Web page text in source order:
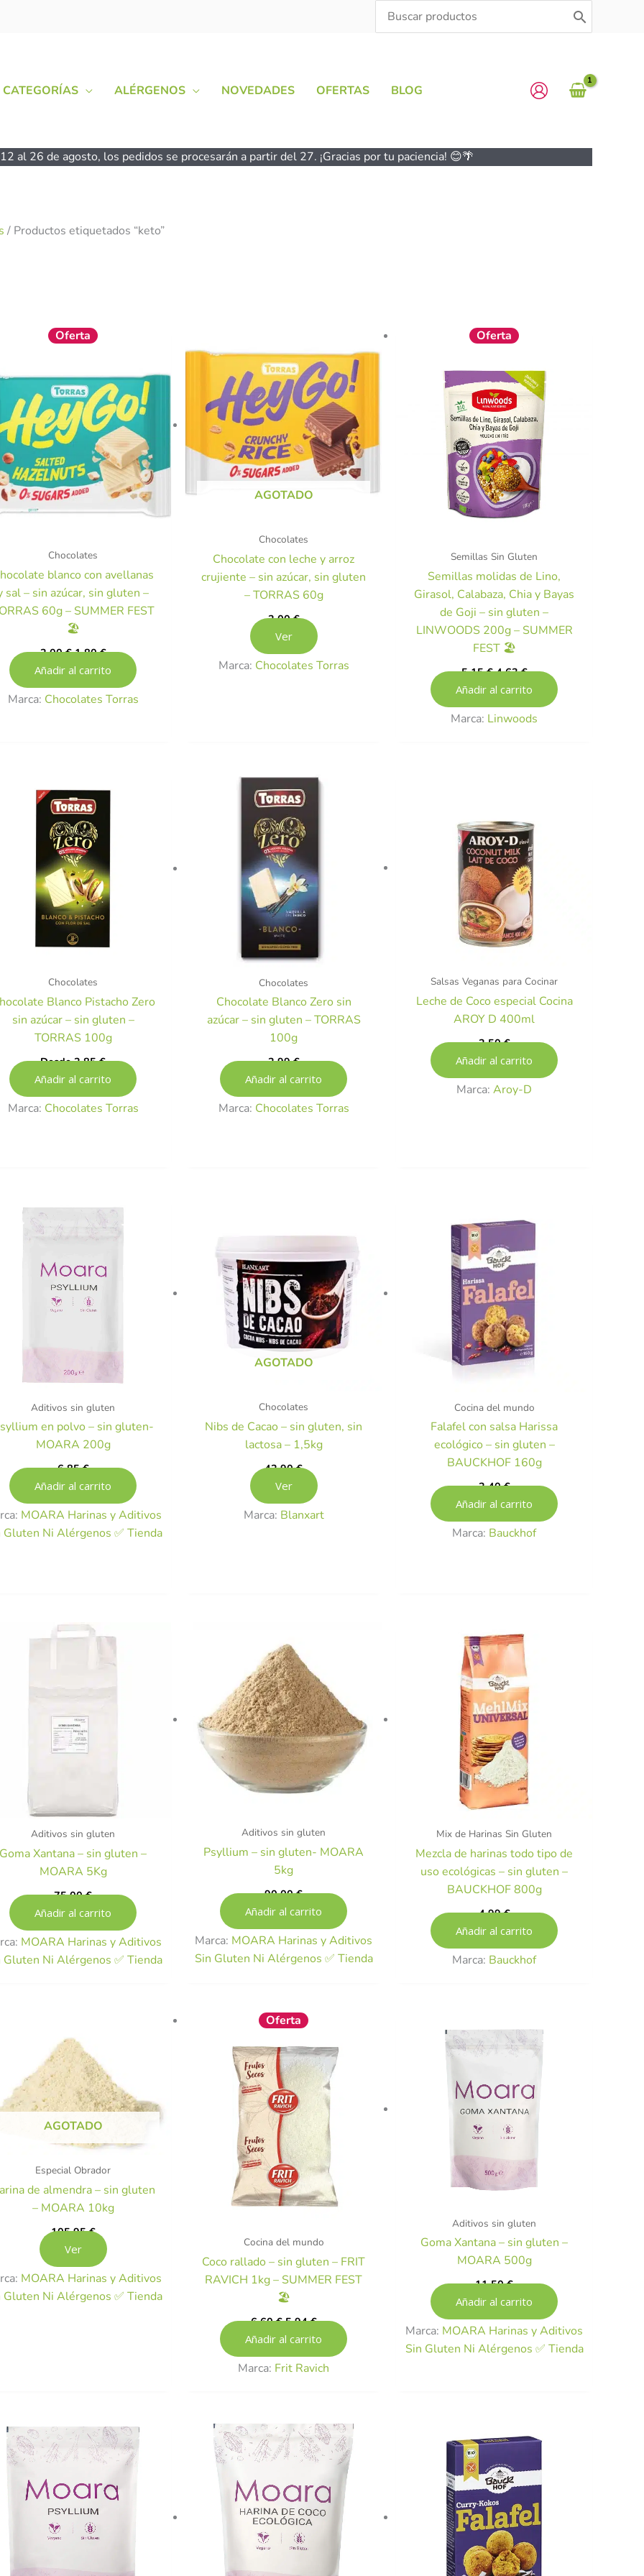
Search
for:
CATEGORÍAS ALÉRGENOS NOVEDADES OFERTAS BLOG
al 26 de agosto, los pedidos se procesarán a partir del 27. ¡Gracias por tu paciencia! 😊🌴
/ Productos etiquetados “keto”
Oferta
Chocolates
blanco con avellanas
sal – sin azúcar, sin gluten –
60g – SUMMER FEST
🏖️
2,00€
El
precio
2,00 €.
1,80€
1,80 €.
Añadir al carrito
Marca: Chocolates Torras
AGOTADO
Chocolates
Chocolate con leche y arroz
crujiente – sin azúcar, sin gluten
– TORRAS 60g
2,00€
Ver
Marca: Chocolates Torras
Oferta
Semillas Sin Gluten
Semillas molidas de Lino,
Girasol, Calabaza, Chia y Bayas
de Goji – sin gluten –
LINWOODS 200g – SUMMER
FEST 🏖️
5,15€
El
precio
era:
5,15 €.
4,63€
es:
4,63 €.
Añadir al carrito
Marca: Linwoods
Chocolates
Blanco Pistacho Zero
sin azúcar – sin gluten –
TORRAS 100g
Desde2,85€
Añadir al carrito
Marca: Chocolates Torras
Chocolates
Chocolate Blanco Zero sin
azúcar – sin gluten – TORRAS
100g
2,99€
Añadir al carrito
Marca: Chocolates Torras
Salsas Veganas para Cocinar
Leche de Coco especial Cocina
AROY D 400ml
2,50€
Añadir al carrito
Marca: Aroy-D
Aditivos sin gluten
en polvo – sin gluten-
MOARA 200g
6,85€
Añadir al carrito
MOARA Harinas y Aditivos
Gluten Ni Alérgenos ✅ Tienda
AGOTADO
Chocolates
Nibs de Cacao – sin gluten, sin
lactosa – 1,5kg
42,90€
Ver
Marca: Blanxart
Cocina del mundo
Falafel con salsa Harissa
ecológico – sin gluten –
BAUCKHOF 160g
2,40€
Añadir al carrito
Marca: Bauckhof
Aditivos sin gluten
Goma Xantana – sin gluten –
MOARA 5Kg
75,00€
Añadir al carrito
MOARA Harinas y Aditivos
Gluten Ni Alérgenos ✅ Tienda
Aditivos sin gluten
Psyllium – sin gluten- MOARA
5kg
90,00€
Añadir al carrito
Marca: MOARA Harinas y Aditivos
Sin Gluten Ni Alérgenos ✅ Tienda
Mix de Harinas Sin Gluten
Mezcla de harinas todo tipo de
uso ecológicas – sin gluten –
BAUCKHOF 800g
4,99€
Añadir al carrito
Marca: Bauckhof
AGOTADO
Especial Obrador
de almendra – sin gluten
– MOARA 10kg
105,95€
Ver
MOARA Harinas y Aditivos
Gluten Ni Alérgenos ✅ Tienda
Oferta
Cocina del mundo
Coco rallado – sin gluten – FRIT
RAVICH 1kg – SUMMER FEST
🏖️
6,60€
El
precio
original
era:
6,60 €.
5,94€
es:
5,94 €.
Añadir al carrito
Marca: Frit Ravich
Aditivos sin gluten
Goma Xantana – sin gluten –
MOARA 500g
11,50€
Añadir al carrito
Marca: MOARA Harinas y Aditivos
Sin Gluten Ni Alérgenos ✅ Tienda